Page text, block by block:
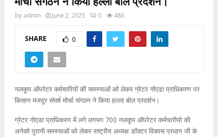
by admin June 2, 2025 0 486
SHARE 0
नलकूप ऑपरेटर कर्मचारियों की समस्याओं को लेकर ग्रेटर नोएडा प्राधिकरण पर
किसान मजदूर संघर्ष मोर्चा संगठन ने किया हल्ला बोल प्रदर्शन।
ग्रेटर नोएडा प्राधिकरण में लगे लगभग 700 नलकूप ऑपरेटर कर्मचारीयो की
अनेको पुरानी समस्याओं को लेकर राष्ट्रीय अध्यक्ष डॉक्टर विकास प्रधान जी के